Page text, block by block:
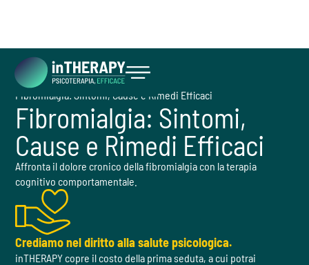
Inizia ora
Cosa facciamoDisturbi
Fibromialgia: Sintomi, Cause e Rimedi Efficaci
Fibromialgia: Sintomi,
Cause e Rimedi Efficaci
Affronta il dolore cronico della fibromialgia con la terapia
cognitivo comportamentale.
Crediamo nel diritto alla salute psicologica.
inTHERAPY copre il costo della prima seduta, a cui potrai